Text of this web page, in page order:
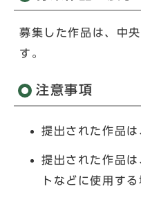
募集した作品は、中
す。
注意事項
提出された作品は
提出された作品
トなどに使用す